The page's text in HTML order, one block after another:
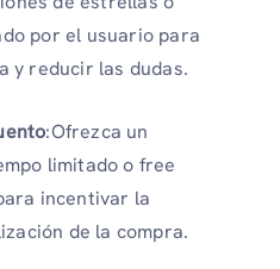
por el usuario para
y reducir las dudas.
:Ofrezca un
limitado o free
incentivar la
de la compra.